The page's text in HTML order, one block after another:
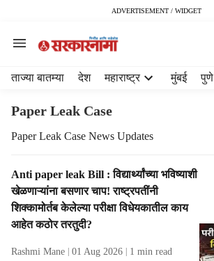
ADVERTISEMENT / WIDGET
ताज्या बातम्या देश महाराष्ट्र मुंबई पुणे
Paper Leak Case
Paper Leak Case News Updates
T
a
g
R
s
Anti paper leak Bill : विद्यार्थ्यांच्या भविष्याशी
खेळणाऱ्यांना बसणार चाप! राष्ट्रपतींनी
शिक्कामोर्तब केलेल्या परीक्षा विधेयकातील काय
आहेत कठोर तरतुदी?
Rashmi Mane 01 Aug 2026 1 min read